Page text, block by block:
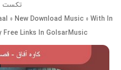
تکست
» New Download Music » With In
Free Links In GolsarMusic